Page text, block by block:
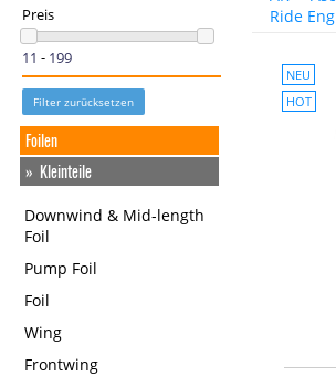
Preis
-
Filter zurücksetzen
Foilen
Kleinteile
Downwind & Mid-length
Foil
Pump Foil
Foil
Wing
Frontwing
Ride
NEU
HOT